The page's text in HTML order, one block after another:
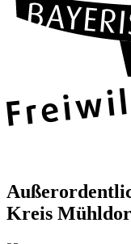
Kreis